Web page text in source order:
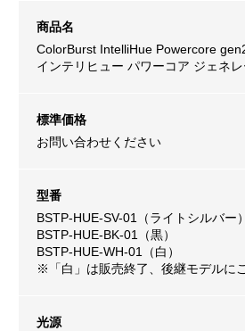
商品名
ColorBurst IntelliHue Powercore
インテリヒュー パワーコア ジェネレ
標準価格
お問い合わせください
型番
BSTP-HUE-SV-01（ライトシルバー）
BSTP-HUE-BK-01（黒）
BSTP-HUE-WH-01（白）
※「白」は販売終了、後継モデルに
光源